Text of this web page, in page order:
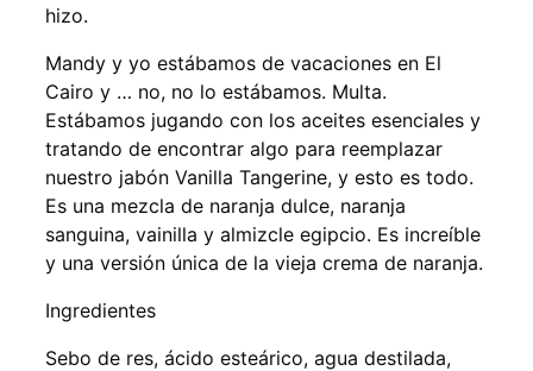
hizo.
Mandy y yo estábamos de vacaciones en El
Cairo y … no, no lo estábamos. Multa.
Estábamos jugando con los aceites esenciales y
tratando de encontrar algo para reemplazar
nuestro jabón Vanilla Tangerine, y esto es todo.
Es una mezcla de naranja dulce, naranja
sanguina, vainilla y almizcle egipcio. Es increíble
y una versión única de la vieja crema de naranja.
Ingredientes
Sebo de res, ácido esteárico, agua destilada,